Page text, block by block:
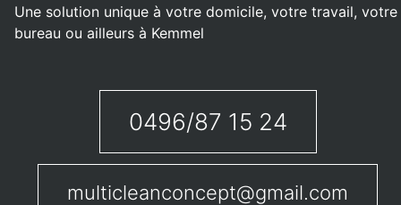
Une solution unique à votre domicile, votre travail, votre
bureau ou ailleurs à Kemmel
0496/87 15 24
multicleanconcept@gmail.com